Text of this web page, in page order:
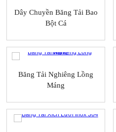
Dây Chuyền Băng Tải Bao
Bột Cá
Băng Tải Nghiêng Lồng
Máng